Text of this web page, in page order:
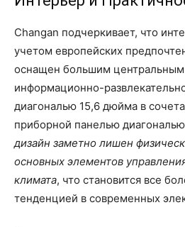
Changan подчеркивает, что
учетом европейских
оснащен большим
информационно-
диагональю 15,6 дюйма в
приборной панелью
дизайн заметно лишен
основных элементов
климата, что становится все
тенденцией в современных